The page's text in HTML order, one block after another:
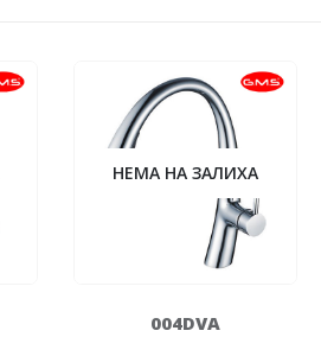
НЕМА НА ЗАЛИХА
004DVA